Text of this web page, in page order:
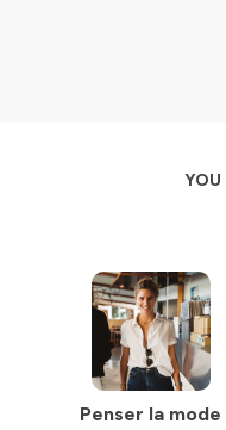
YOU
Penser la mode